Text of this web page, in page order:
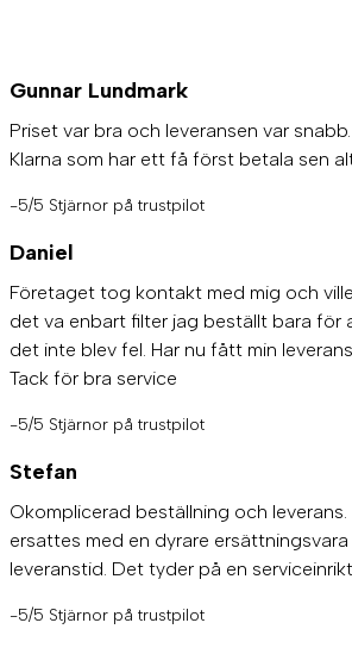
Gunnar Lundmark
Priset var bra och leveransen var
Klarna som har ett få först betala sen
-5/5 Stjärnor på trustpilot
Daniel
Företaget tog kontakt med mig och
det va enbart filter jag beställt bara för
det inte blev fel. Har nu fått min
Tack för bra service
-5/5 Stjärnor på trustpilot
Stefan
Okomplicerad beställning och
ersattes med en dyrare
leveranstid. Det tyder på en
-5/5 Stjärnor på trustpilot